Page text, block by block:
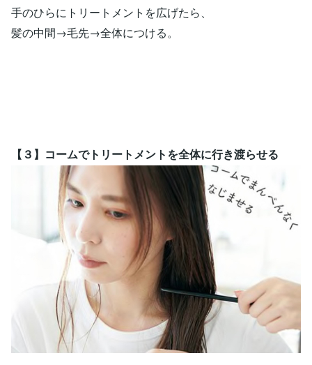
手のひらにトリートメントを広げたら、
髪の中間→毛先→全体につける。
【３】コームでトリートメントを全体に行き渡らせる